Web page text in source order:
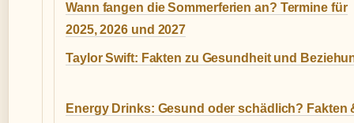
Wann fangen die Sommerferien an? Termine für
2025, 2026 und 2027
Taylor Swift: Fakten zu Gesundheit und
Energy Drinks: Gesund oder schädlich? Fakten